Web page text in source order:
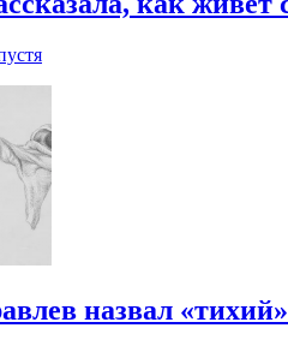
назвал